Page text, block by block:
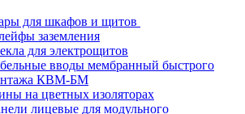
для шкафов и щитов
заземления
для электрощитов
вводы мембранный быстрого
КВМ-БМ
на цветных изоляторах
лицевые для модульного